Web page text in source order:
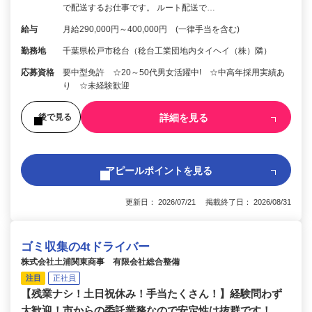
で配送するお仕事です。 ルート配送で…
給与 月給290,000円～400,000円 (一律手当を含む)
勤務地 千葉県松戸市稔台（稔台工業団地内タイヘイ（株）隣）
応募資格
要中型免許 ☆20～50代男女活躍中! ☆中高年採用実績あ
り ☆未経験歓迎
後で見る 詳細を見る
アピールポイントを見る
更新日： 2026/07/21 掲載終了日： 2026/08/31
ゴミ収集の4tドライバー
株式会社土浦関東商事 有限会社総合整備
注目 正社員
【残業ナシ！土日祝休み！手当たくさん！】経験問わず